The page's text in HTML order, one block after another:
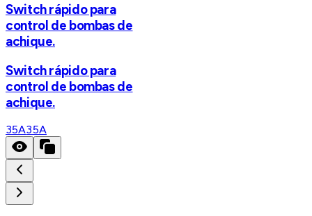
Switch rápido para
control de bombas de
achique.
Switch rápido para
control de bombas de
achique.
35A35A